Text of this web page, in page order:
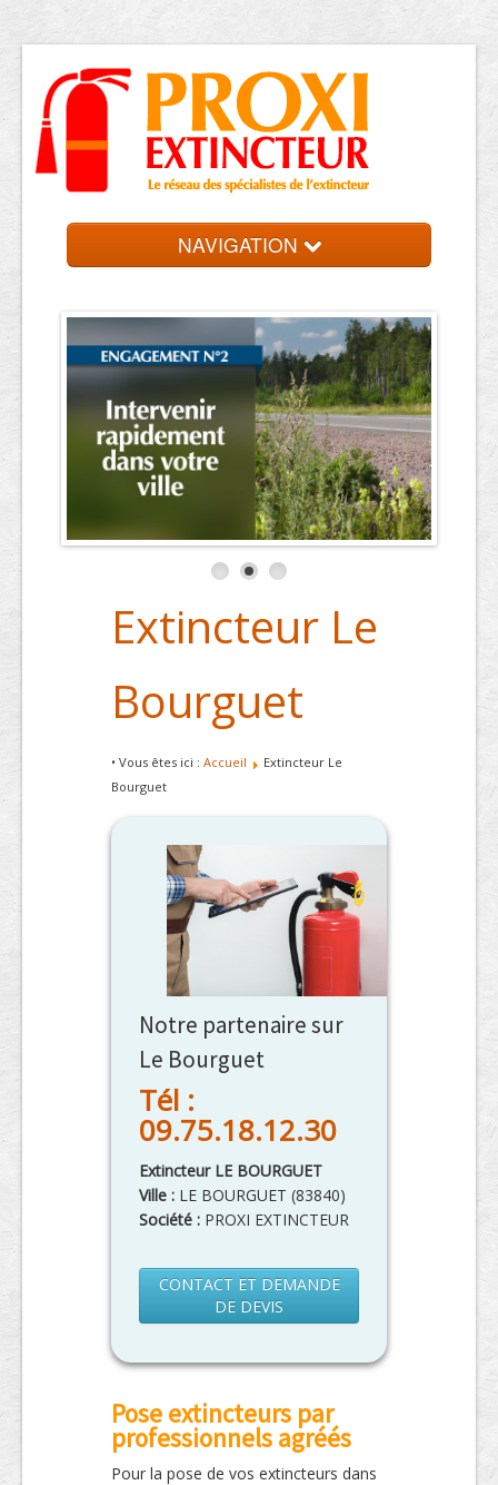
NAVIGATION
Trouver votre entreprise
Contact et devis
Extincteur Le
Bourguet
• Vous êtes ici : Accueil
Extincteur Le
Bourguet
Notre partenaire sur
Le Bourguet
Tél :
09.75.18.12.30
Extincteur LE BOURGUET
Ville : LE BOURGUET (83840)
Société : PROXI EXTINCTEUR
CONTACT ET DEMANDE
DE DEVIS
Pose extincteurs par
professionnels agréés
Pour la pose de vos extincteurs dans